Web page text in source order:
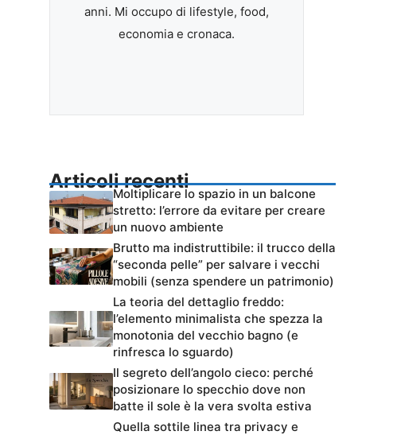
anni. Mi occupo di lifestyle, food,
economia e cronaca.
Articoli recenti
Moltiplicare lo spazio in un balcone
stretto: l’errore da evitare per creare
un nuovo ambiente
Brutto ma indistruttibile: il trucco della
“seconda pelle” per salvare i vecchi
mobili (senza spendere un patrimonio)
La teoria del dettaglio freddo:
l’elemento minimalista che spezza la
monotonia del vecchio bagno (e
rinfresca lo sguardo)
Il segreto dell’angolo cieco: perché
posizionare lo specchio dove non
batte il sole è la vera svolta estiva
Quella sottile linea tra privacy e